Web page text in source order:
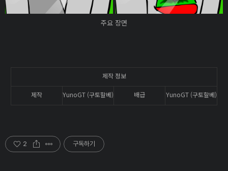
주요 장면
제작 정보
제작 YunoGT (구토할베) 배급 YunoGT (구토할베)
2 구독하기